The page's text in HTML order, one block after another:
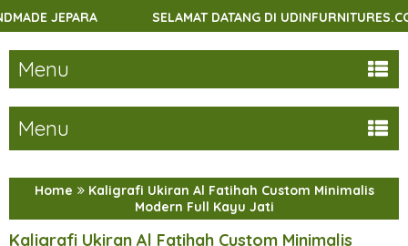
SELAMAT DATANG DI UDINFURNITURES.COM - MENJUAL
Menu
Menu
Home
Kaligrafi Ukiran Al Fatihah Custom Minimalis
Modern Full Kayu Jati
Kaligrafi Ukiran Al Fatihah Custom Minimalis